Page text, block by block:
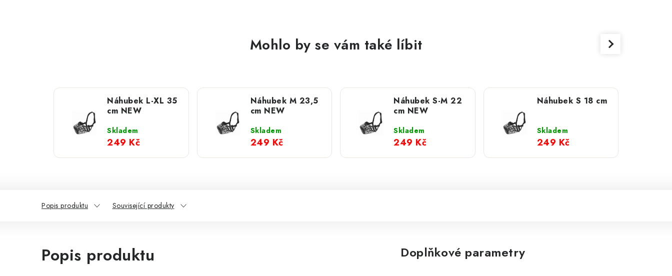
Mohlo by se vám také líbit
Náhubek L-XL 35
cm NEW
Skladem
249 Kč
Náhubek M 23,5
cm NEW
Skladem
249 Kč
Náhubek S-M 22
cm NEW
Skladem
249 Kč
Náhubek S 18 cm
Skladem
249 Kč
Popis produktu Související produkty
Popis produktu Doplňkové parametry